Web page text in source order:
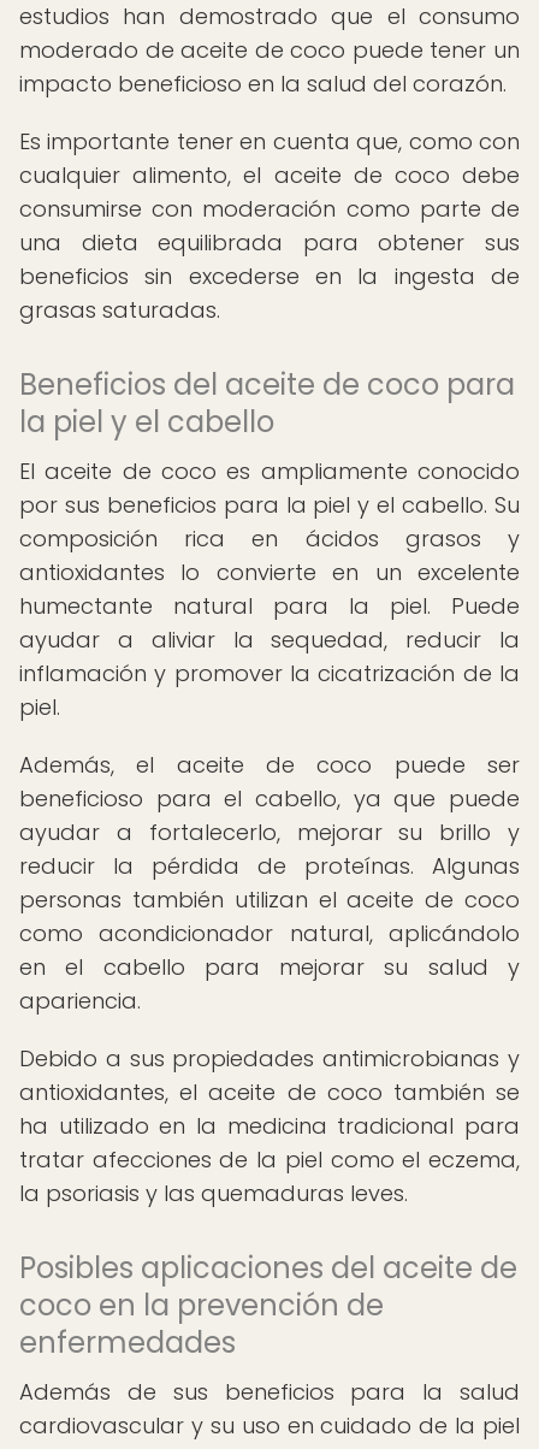
estudios han demostrado que el consumo
moderado de aceite de coco puede tener un
impacto beneficioso en la salud del corazón.
Es importante tener en cuenta que, como con
cualquier alimento, el aceite de coco debe
consumirse con moderación como parte de
una dieta equilibrada para obtener sus
beneficios sin excederse en la ingesta de
grasas saturadas.
Beneficios del aceite de coco para
la piel y el cabello
El aceite de coco es ampliamente conocido
por sus beneficios para la piel y el cabello. Su
composición rica en ácidos grasos y
antioxidantes lo convierte en un excelente
humectante natural para la piel. Puede
ayudar a aliviar la sequedad, reducir la
inflamación y promover la cicatrización de la
piel.
Además, el aceite de coco puede ser
beneficioso para el cabello, ya que puede
ayudar a fortalecerlo, mejorar su brillo y
reducir la pérdida de proteínas. Algunas
personas también utilizan el aceite de coco
como acondicionador natural, aplicándolo
en el cabello para mejorar su salud y
apariencia.
Debido a sus propiedades antimicrobianas y
antioxidantes, el aceite de coco también se
ha utilizado en la medicina tradicional para
tratar afecciones de la piel como el eczema,
la psoriasis y las quemaduras leves.
Posibles aplicaciones del aceite de
coco en la prevención de
enfermedades
Además de sus beneficios para la salud
cardiovascular y su uso en cuidado de la piel